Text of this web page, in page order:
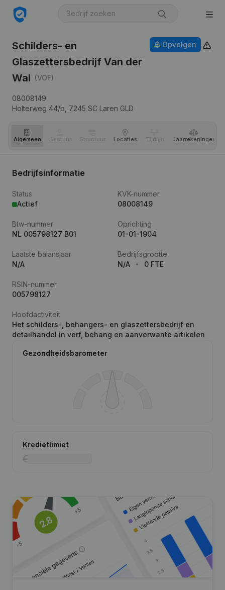
Schilders- en
Glaszettersbedrijf Van der
Wal (VOF)
08008149
Holterweg 44/b, 7245 SC Laren GLD
Opvolgen
Algemeen Bestuur Structuur Locaties Tijdlijn Jaar­rekeningen
Bedrijfsinformatie
Status
Actief
KVK-nummer
08008149
Btw-nummer
NL 005798127 B01
Oprichting
01-01-1904
Laatste balansjaar
N/A
Bedrijfsgrootte
N/A
0 FTE
RSIN-nummer
005798127
Hoofdactiviteit
Het schilders-, behangers- en glaszettersbedrijf en
detailhandel in verf, behang en aanverwante artikelen
Gezondheidsbarometer
Kredietlimiet